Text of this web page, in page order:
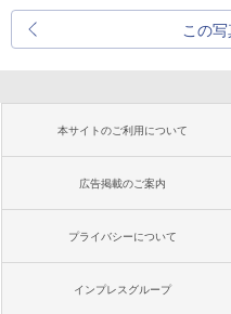
この
本サイトのご利用について
広告掲載のご案内
プライバシーについて
インプレスグループ